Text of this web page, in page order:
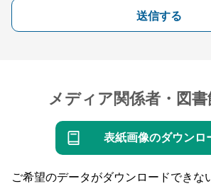
送信する
メディア関係者・図
表紙画像のダウンロ
ご希望のデータがダウンロードできな